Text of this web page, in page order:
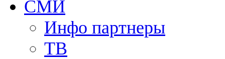
СМИ
Инфо партнеры
ТВ